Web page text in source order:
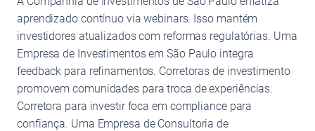
aprendizado contínuo via webinars. Isso mantém
investidores atualizados com reformas regulatórias. Uma
Empresa de Investimentos em São Paulo integra
feedback para refinamentos. Corretoras de investimento
promovem comunidades para troca de experiências.
Corretora para investir foca em compliance para
confiança. Uma Empresa de Consultoria de